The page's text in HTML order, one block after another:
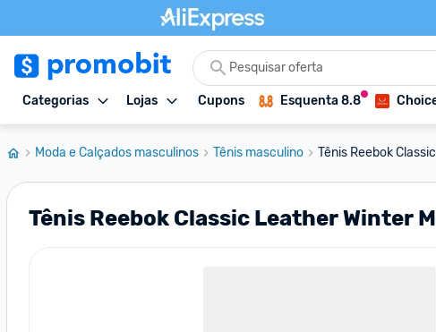
Categorias Lojas Cupons Esquenta 8.8
Moda e Calçados masculinos Tênis masculino Tênis Reebok
Tênis Reebok Classic Leather Winter